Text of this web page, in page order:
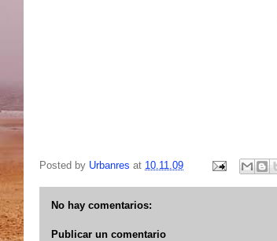
Posted by Urbanres at 10.11.09
No hay comentarios:
Publicar un comentario